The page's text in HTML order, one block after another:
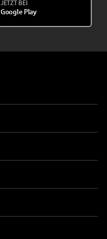
JETZT BEI
Google Play